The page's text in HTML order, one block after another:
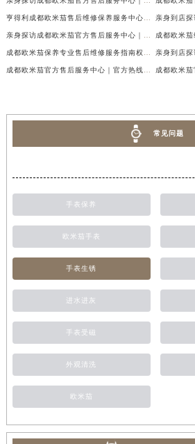
常见问题
手表保养
欧米茄手表
手表生锈
进水进灰
手表受磁
外观清洗
欧米茄